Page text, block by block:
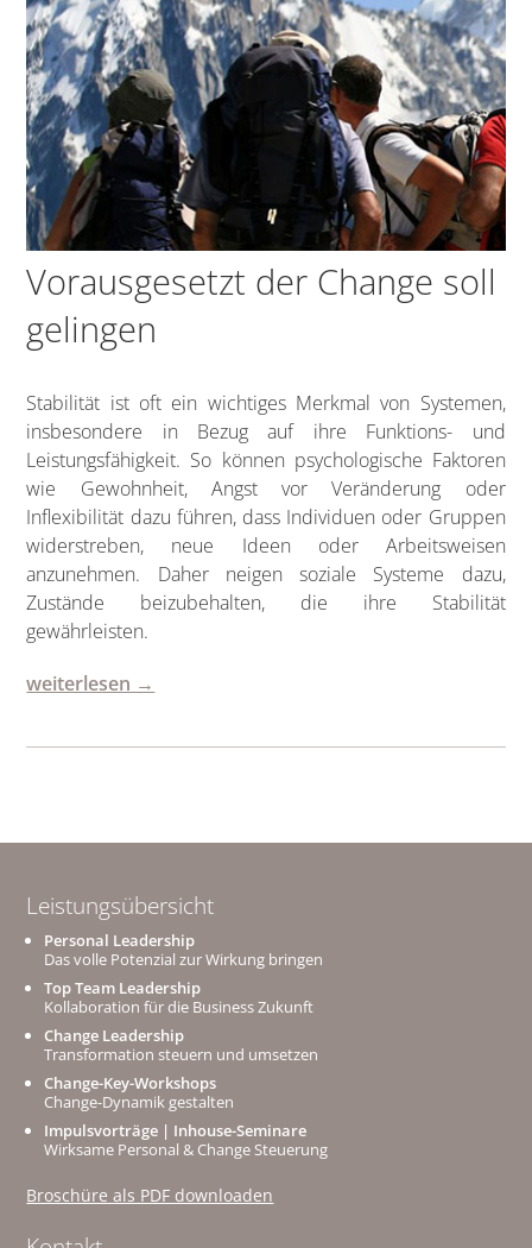
Vorausgesetzt der Change soll
gelingen
Stabilität ist oft ein wichtiges Merkmal von Systemen,
insbesondere in Bezug auf ihre Funktions- und
Leistungsfähigkeit. So können psychologische Faktoren
wie Gewohnheit, Angst vor Veränderung oder
Inflexibilität dazu führen, dass Individuen oder Gruppen
widerstreben, neue Ideen oder Arbeitsweisen
anzunehmen. Daher neigen soziale Systeme dazu,
Zustände beizubehalten, die ihre Stabilität
gewährleisten.
weiterlesen →
Leistungsübersicht
Personal Leadership
Das volle Potenzial zur Wirkung bringen
Top Team Leadership
Kollaboration für die Business Zukunft
Change Leadership
Transformation steuern und umsetzen
Change-Key-Workshops
Change-Dynamik gestalten
Impulsvorträge | Inhouse-Seminare
Wirksame Personal & Change Steuerung
Broschüre als PDF downloaden